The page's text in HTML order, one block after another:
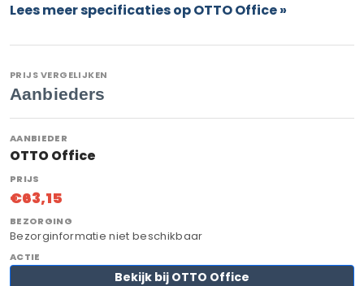
Lees meer specificaties op OTTO Office »
PRIJS VERGELIJKEN
Aanbieders
OTTO Office
€63,15
Bezorginformatie niet beschikbaar
Bekijk bij OTTO Office